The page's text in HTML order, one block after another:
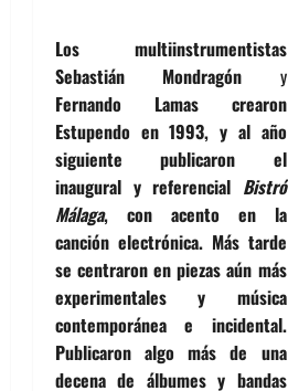
Los multiinstrumentistas
Sebastián Mondragón y
Fernando Lamas crearon
Estupendo en 1993, y al año
siguiente publicaron el
inaugural y referencial Bistró
Málaga, con acento en la
canción electrónica. Más tarde
se centraron en piezas aún más
experimentales y música
contemporánea e incidental.
Publicaron algo más de una
decena de álbumes y bandas